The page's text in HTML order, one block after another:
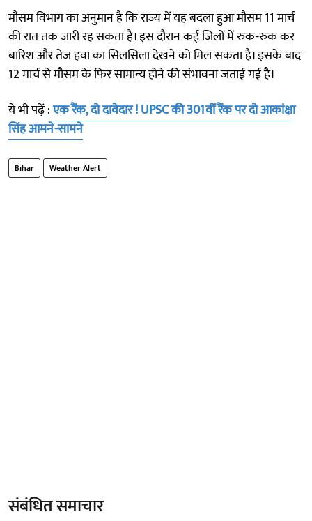
मौसम विभाग का अनुमान है कि राज्य में यह बदला हुआ मौसम 11 मार्च
की रात तक जारी रह सकता है। इस दौरान कई जिलों में रुक-रुक कर
बारिश और तेज हवा का सिलसिला देखने को मिल सकता है। इसके बाद
12 मार्च से मौसम के फिर सामान्य होने की संभावना जताई गई है।
ये भी पढ़ें :एक रैंक, दो दावेदार ! UPSC की 301वीं रैंक पर दो आकांक्षा
सिंह आमने-सामने
Bihar Weather Alert
संबंधित समाचार